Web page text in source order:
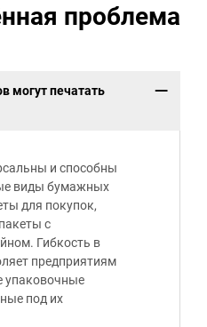
проблема
могут печатать
и способны
виды бумажных
для покупок,
с
Гибкость в
предприятиям
упаковочные
под их